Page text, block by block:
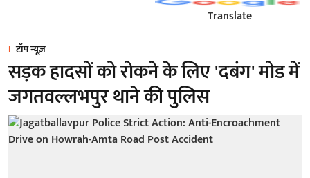
Translate
टॉप न्यूज़
सड़क हादसों को रोकने के लिए 'दबंग' मोड में
जगतवल्लभपुर थाने की पुलिस